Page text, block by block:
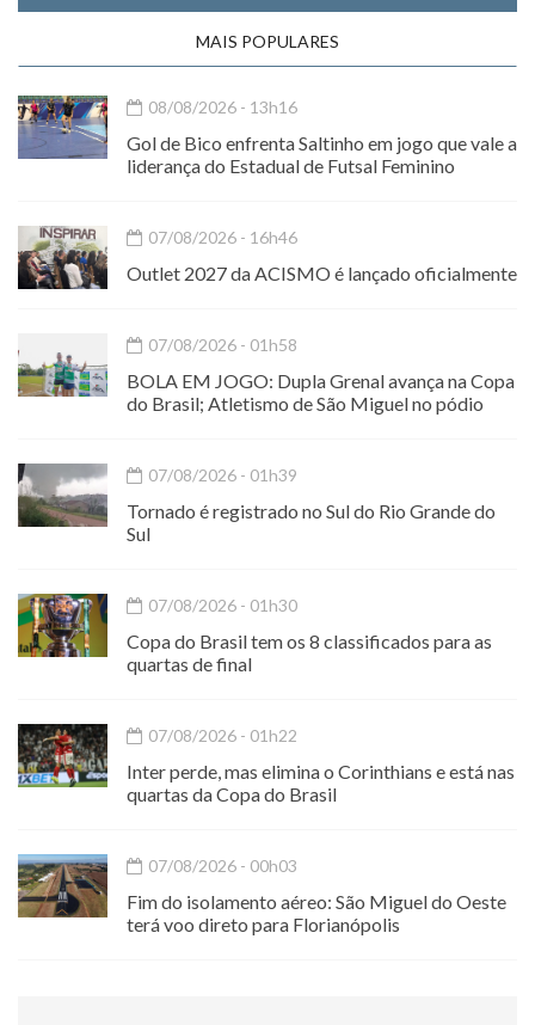
MAIS POPULARES
08/08/2026 - 13h16
Gol de Bico enfrenta Saltinho em jogo que vale a
liderança do Estadual de Futsal Feminino
07/08/2026 - 16h46
Outlet 2027 da ACISMO é lançado oficialmente
07/08/2026 - 01h58
BOLA EM JOGO: Dupla Grenal avança na Copa
do Brasil; Atletismo de São Miguel no pódio
07/08/2026 - 01h39
Tornado é registrado no Sul do Rio Grande do
Sul
07/08/2026 - 01h30
Copa do Brasil tem os 8 classificados para as
quartas de final
07/08/2026 - 01h22
Inter perde, mas elimina o Corinthians e está nas
quartas da Copa do Brasil
07/08/2026 - 00h03
Fim do isolamento aéreo: São Miguel do Oeste
terá voo direto para Florianópolis